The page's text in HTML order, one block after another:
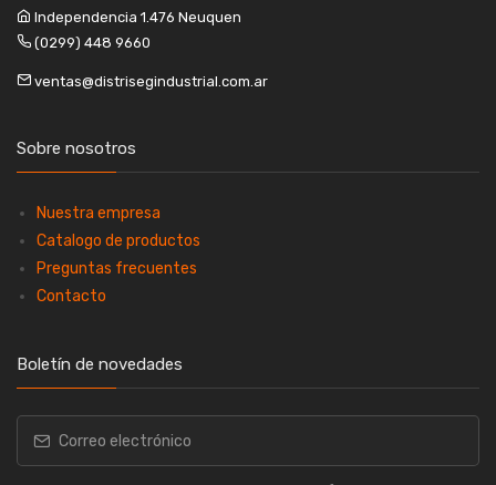
Independencia 1.476 Neuquen
(0299) 448 9660
ventas@distrisegindustrial.com.ar
Sobre nosotros
Nuestra empresa
Catalogo de productos
Preguntas frecuentes
Contacto
Boletín de novedades